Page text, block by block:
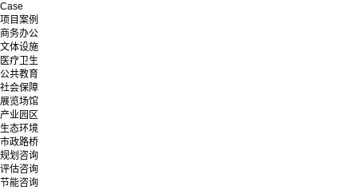
Case
项目案例
商务办公
文体设施
医疗卫生
公共教育
社会保障
展览场馆
产业园区
生态环境
市政路桥
规划咨询
评估咨询
节能咨询